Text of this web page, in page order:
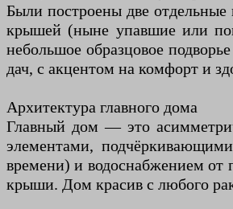
Были построены две
крышей (ныне упавшие или
небольшое образцовое
дач, с акцентом на комфорт и
Архитектура главного дома
Главный дом — это
элементами,
времени) и водоснабжением от
крыши. Дом красив с любого